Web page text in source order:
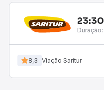
23:30
Duração:
8,3 Viação Saritur